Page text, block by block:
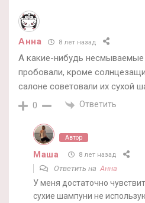
Анна 8 лет назад
А какие-нибудь несмываемые
пробовали, кроме
салоне советовали их сухой
0 Ответить
Автор
Маша 8 лет назад
Ответить на Анна
У меня достаточно
сухие шампуни не